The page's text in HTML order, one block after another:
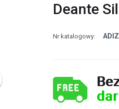
Deante
Nr katalogowy: